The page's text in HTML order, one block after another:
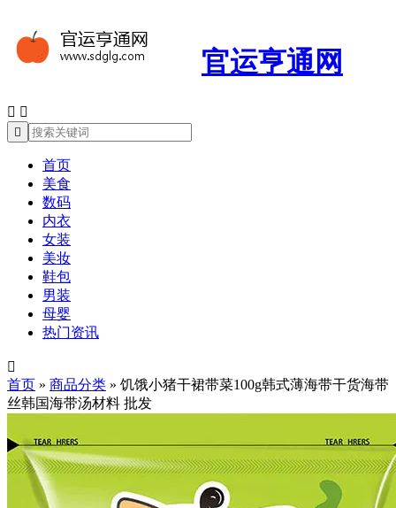
官运亨通网
 

首页
美食
数码
内衣
女装
美妆
鞋包
男装
母婴
热门资讯

首页 » 商品分类 » 饥饿小猪干裙带菜100g韩式薄海带干货海带
丝韩国海带汤材料 批发